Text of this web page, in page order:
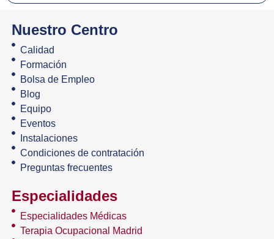
Nuestro Centro
Calidad
Formación
Bolsa de Empleo
Blog
Equipo
Eventos
Instalaciones
Condiciones de contratación
Preguntas frecuentes
Especialidades
Especialidades Médicas
Terapia Ocupacional Madrid